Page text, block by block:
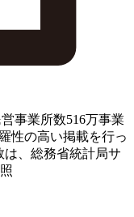
事業所数516万事業
性の高い掲載を行っ
、総務省統計局サ